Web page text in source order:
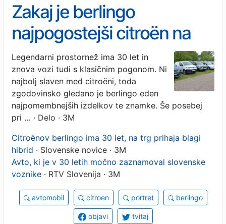
Zakaj je berlingo
najpogostejši citroën na
naših cestah
Legendarni prostornež ima 30 let in
znova vozi tudi s klasičnim pogonom. Ni
najbolj slaven med citroëni, toda
zgodovinsko gledano je berlingo eden
najpomembnejših izdelkov te znamke. Še posebej
pri … · Delo · 3M
Citroënov berlingo ima 30 let, na trg prihaja blagi
hibrid · Slovenske novice · 3M
Avto, ki je v 30 letih močno zaznamoval slovenske
voznike · RTV Slovenija · 3M
avtomobil citroen portret berlingo
objavi tvitaj